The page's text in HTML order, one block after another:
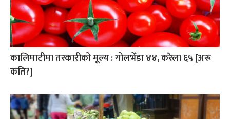
कालिमाटीमा तरकारीको मूल्य : गोलभेँडा ४४, करेला ६५ [अरू
कति?]